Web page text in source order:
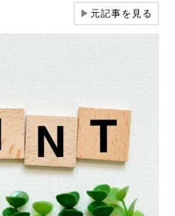
▶元記事を見る